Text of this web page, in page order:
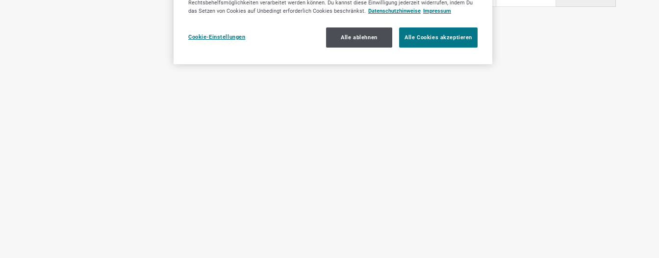
Rechtsbehelfsmöglichkeiten verarbeitet werden können. Du kannst diese Einwilligung jederzeit widerrufen, indem Du
das Setzen von Cookies auf Unbedingt erforderlich Cookies beschränkst. Datenschutzhinweise Impressum
Cookie-Einstellungen Alle ablehnen Alle Cookies akzeptieren